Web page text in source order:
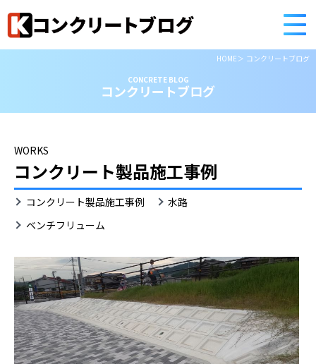
CONCRETE BLOG
コンクリートブログ
HOME コンクリートブログ
WORKS
コンクリート製品施工事例
ベ
ン
チ
リ
ュ
ー
ム
コンクリート製品施工事例
水路
ベンチフリューム